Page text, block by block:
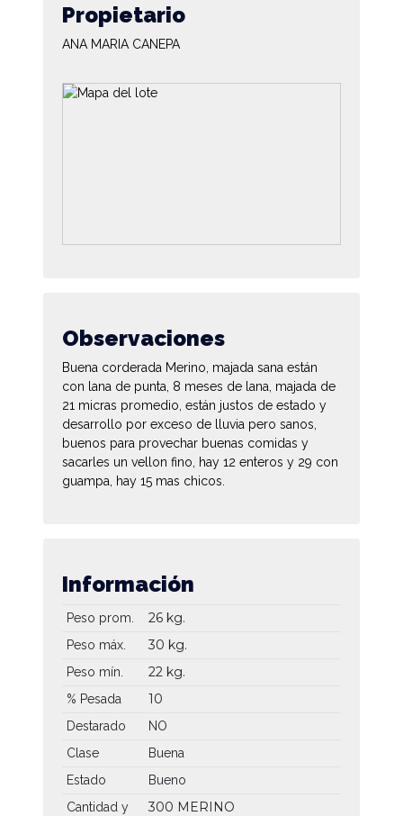
Propietario
ANA MARIA CANEPA
Observaciones
Buena corderada Merino, majada sana están
con lana de punta, 8 meses de lana, majada de
21 micras promedio, están justos de estado y
desarrollo por exceso de lluvia pero sanos,
buenos para provechar buenas comidas y
sacarles un vellon fino, hay 12 enteros y 29 con
guampa, hay 15 mas chicos.
Información
Peso prom. 26 kg.
Peso máx. 30 kg.
Peso mín. 22 kg.
% Pesada 10
Destarado
NO
Clase
Buena
Estado
Bueno
Cantidad y
300 MERINO